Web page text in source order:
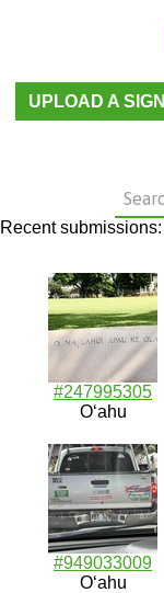
UPLOAD A SIGN
Recent submissions:
#247995305
Oʻahu
#949033009
Oʻahu